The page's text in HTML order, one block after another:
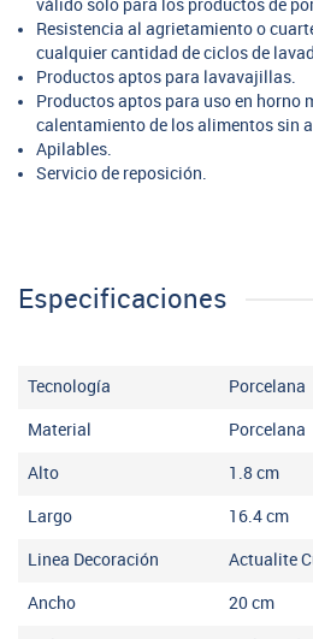
válido solo para los productos de
Resistencia al agrietamiento o
cualquier cantidad de ciclos de
Productos aptos para lavavajillas.
Productos aptos para uso en horno
calentamiento de los alimentos sin
Apilables.
Servicio de reposición.
Especificaciones
Tecnología Porcelana
Material Porcelana
Alto 1.8 cm
Largo 16.4cm
Linea Decoración Actualite
Ancho 20cm